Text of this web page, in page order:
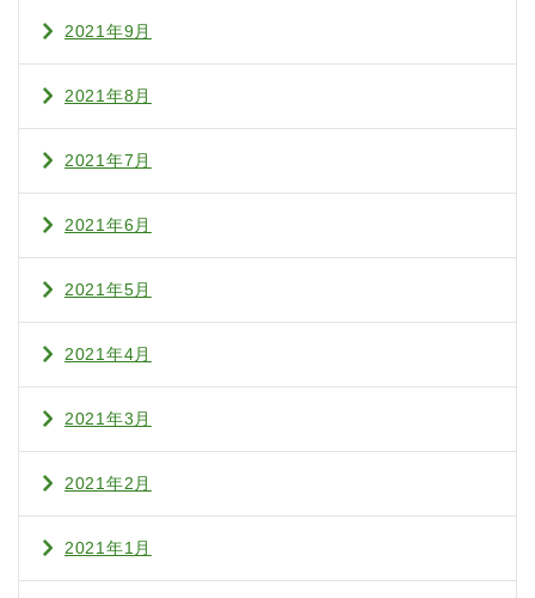
2021年9月
2021年8月
2021年7月
2021年6月
2021年5月
2021年4月
2021年3月
2021年2月
2021年1月